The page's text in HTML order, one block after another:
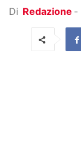
Di Redazione -